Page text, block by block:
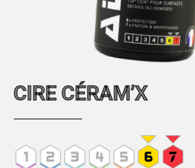
CIRE CÉRAM’X